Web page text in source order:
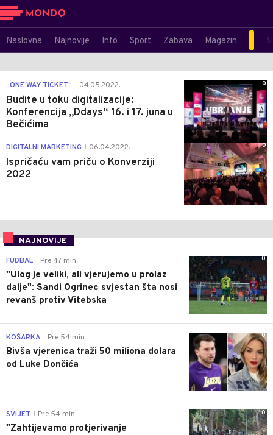
Naslovna Najnovije Info Sport Zabava Magazin
„ONE WAY TICKET“ 04.05.2022.
Budite u toku digitalizacije:
Konferencija „Ddays“ 16. i 17. juna u
Bečićima
0
DIGITALNI MARKETING 06.04.2022.
Ispričaću vam priču o Konverziji
2022
0
NAJNOVIJE
0
FUDBAL Pre 47 min
"Ulog je veliki, ali vjerujemo u prolaz
dalje": Sandi Ogrinec svjestan šta nosi
revanš protiv Vitebska
0
KOŠARKA Pre 54 min
Bivša vjerenica traži 50 miliona dolara
od Luke Dončića
0
SVIJET Pre 54 min
"Zahtijevamo protjerivanje